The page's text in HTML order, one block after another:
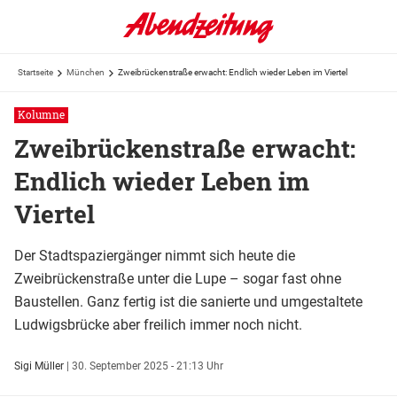
Startseite München Zweibrückenstraße erwacht: Endlich wieder Leben im Viertel
Kolumne
Zweibrückenstraße erwacht:
Endlich wieder Leben im
Viertel
Der Stadtspaziergänger nimmt sich heute die
Zweibrückenstraße unter die Lupe – sogar fast ohne
Baustellen. Ganz fertig ist die sanierte und umgestaltete
Ludwigsbrücke aber freilich immer noch nicht.
Sigi Müller 30. September 2025 - 21:13 Uhr